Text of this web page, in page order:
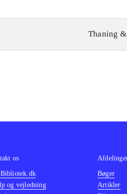
Thaning
os
og vejledning
Bøger
Artikler